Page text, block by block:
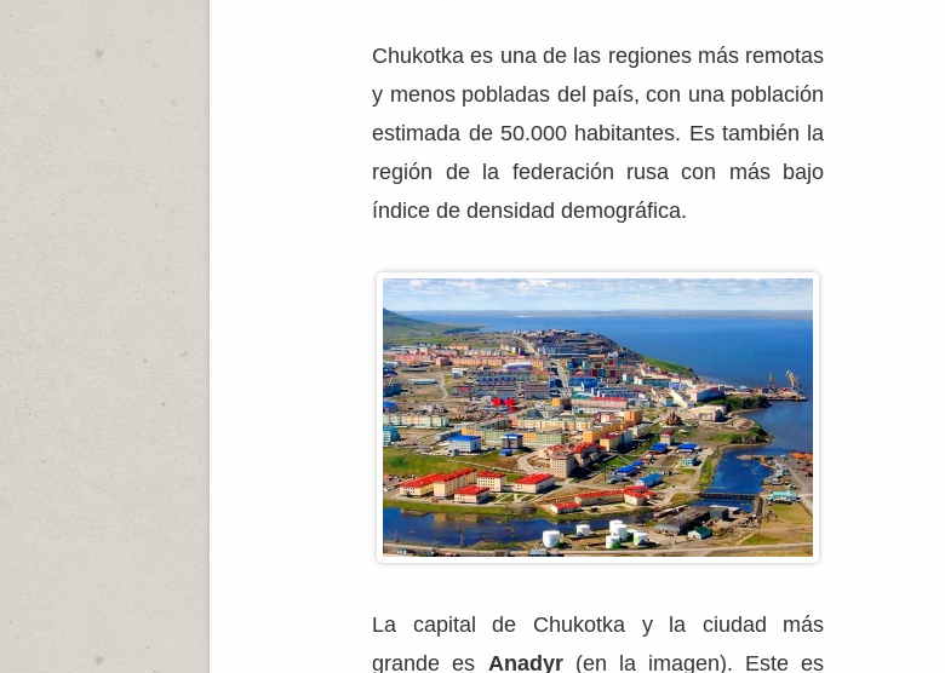
Chukotka es una de las regiones más remotas
y menos pobladas del país, con una población
estimada de 50.000 habitantes. Es también la
región de la federación rusa con más bajo
índice de densidad demográfica.
La capital de Chukotka y la ciudad más
grande es Anadyr(en la imagen). Este es